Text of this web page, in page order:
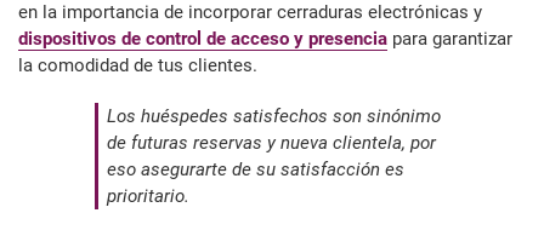
en la importancia de incorporar cerraduras electrónicas y
dispositivos de control de acceso y presencia para garantizar
la comodidad de tus clientes.
Los huéspedes satisfechos son sinónimo
de futuras reservas y nueva clientela, por
eso asegurarte de su satisfacción es
prioritario.